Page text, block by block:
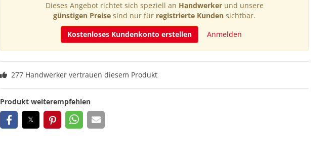
Dieses Angebot richtet sich speziell an Handwerkerund unsere
günstigen Preise sind nur für registrierte Kunden sichtbar.
Kostenloses Kundenkonto erstellen
Anmelden
277 Handwerker vertrauen diesem Produkt
Produkt weiterempfehlen